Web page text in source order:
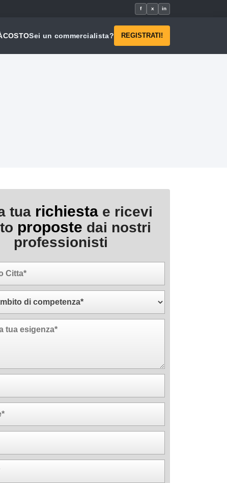
f x in
COSTOSei un commercialista? REGISTRATI!
tua richiesta e ricevi
proposte dai nostri
professionisti